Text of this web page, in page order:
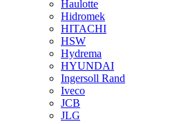
Haulotte
Hidromek
HITACHI
HSW
Hydrema
HYUNDAI
Ingersoll Rand
Iveco
JCB
JLG